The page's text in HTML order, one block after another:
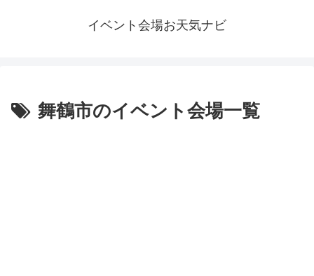
イベント会場お天気ナビ
舞鶴市のイベント会場一覧